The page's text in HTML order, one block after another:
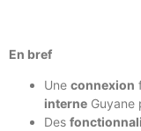
En bref
Une connexion
interne Guyane
Des